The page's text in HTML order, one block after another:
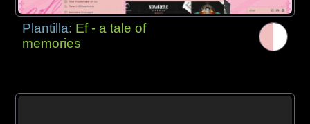
Plantilla: Ef - a tale of
memories